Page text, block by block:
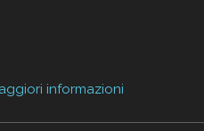
informazioni